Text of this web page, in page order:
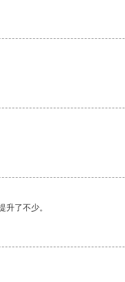
了不少。